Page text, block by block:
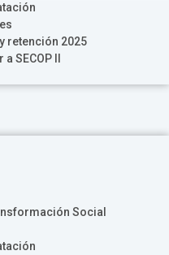
retención 2025
SECOP II
Social